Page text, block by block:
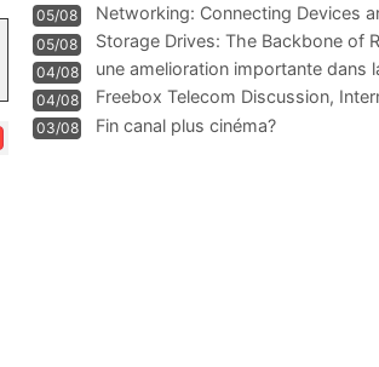
05/08
Networking: Connecting Devices
Information
05/08
Storage Drives: The Backbone of
Management
04/08
une amelioration importante dans
WIFI
04/08
Freebox Telecom Discussion,
Communi
03/08 Fin canal plus cinéma?